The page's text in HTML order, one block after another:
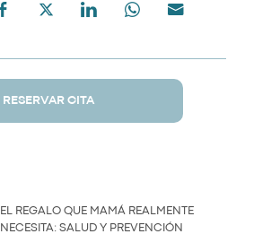
RESERVAR CITA
EL REGALO QUE MAMÁ REALMENTE
NECESITA: SALUD Y PREVENCIÓN